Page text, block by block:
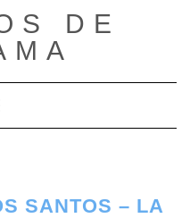
DE
modo de navegación
SANTOS – LA